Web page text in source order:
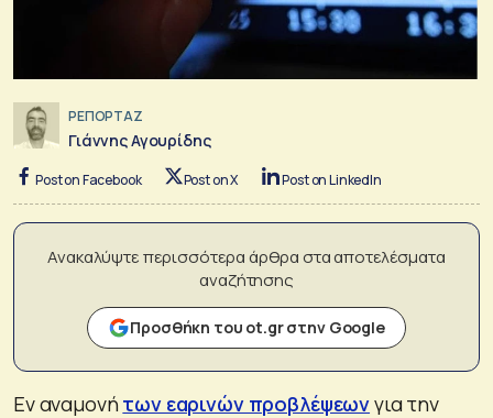
ΡΕΠΟΡΤΑΖ
Γιάννης Αγουρίδης
Post on Facebook Post on X Post on LinkedIn
Ανακαλύψτε περισσότερα άρθρα στα αποτελέσματα
αναζήτησης
Προσθήκη του ot.gr στην Google
Εν αναμονήτων εαρινών προβλέψεωνγια την